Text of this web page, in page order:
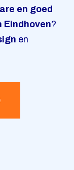
en goed
Eindhoven?
en